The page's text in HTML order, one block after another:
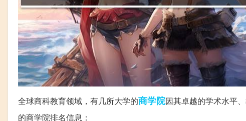
全球商科教育领域，有几所大学的商学院因其卓越的学术水平
的商学院排名信息：